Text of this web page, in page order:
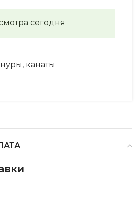
сегодня
канаты